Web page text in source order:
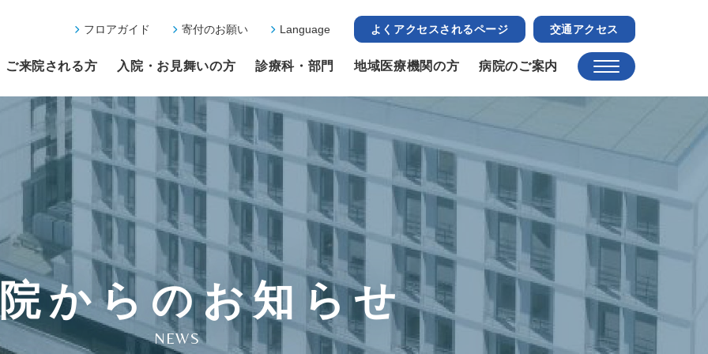
フロアガイド 寄付のお願い Language よくアクセスされるページ 交通アクセス
ご来院される方 入院・お見舞いの方 診療科・部門 地域医療機関の方 病院のご案内
からのお知らせ
NEWS